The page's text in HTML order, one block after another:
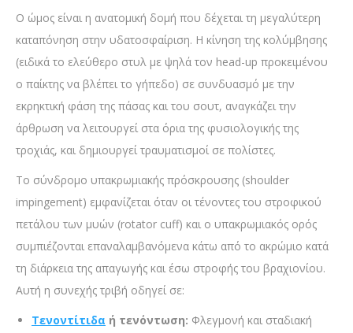
Ο ώμος είναι η ανατομική δομή που δέχεται τη μεγαλύτερη
καταπόνηση στην υδατοσφαίριση. Η κίνηση της κολύμβησης
(ειδικά το ελεύθερο στυλ με ψηλά τον head-up προκειμένου
ο παίκτης να βλέπει το γήπεδο) σε συνδυασμό με την
εκρηκτική φάση της πάσας και του σουτ, αναγκάζει την
άρθρωση να λειτουργεί στα όρια της φυσιολογικής της
τροχιάς, και δημιουργεί τραυματισμοί σε πολίστες.
Το σύνδρομο υπακρωμιακής πρόσκρουσης (shoulder
impingement) εμφανίζεται όταν οι τένοντες του στροφικού
πετάλου των μυών (rotator cuff) και ο υπακρωμιακός ορός
συμπιέζονται επαναλαμβανόμενα κάτω από το ακρώμιο κατά
τη διάρκεια της απαγωγής και έσω στροφής του βραχιονίου.
Αυτή η συνεχής τριβή οδηγεί σε:
Τενοντίτιδα ή τενόντωση: Φλεγμονή και σταδιακή